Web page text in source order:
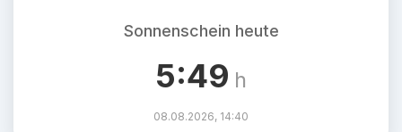
Sonnenschein heute
5:49 h
08.08.2026, 14:40